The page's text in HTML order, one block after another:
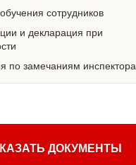
сотрудников
и декларация при
по замечаниям инспектора
ДОКУМЕНТЫ